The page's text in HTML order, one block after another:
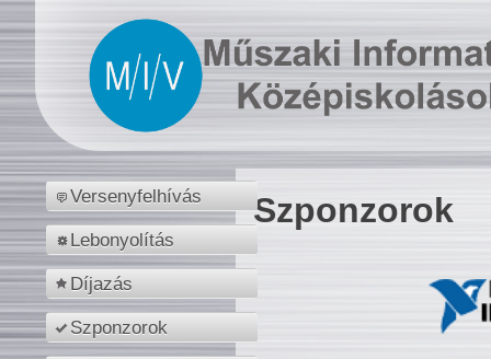
Versenyfelhívás
Lebonyolítás
Díjazás
Szponzorok
Szponzorok